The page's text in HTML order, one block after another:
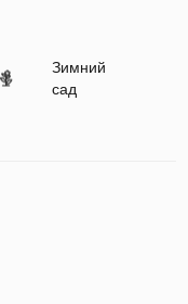
Зимний
сад